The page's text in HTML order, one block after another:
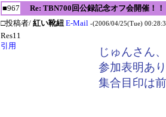
■967 Re: TBN700回公録記念オフ会開催！！
□投稿者/ 紅い靴紐 E-Mail -(2006/04/25(Tue)
Res11
引用
じゅんさん
参加表明あ
集合目印は